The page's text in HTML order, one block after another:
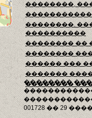
��������,
��������.
����������
�������� ��
��������
������ ���
�������
��������
��������
001728 �� 29